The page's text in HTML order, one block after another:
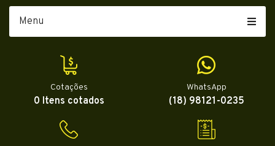
Menu
Cotações
0 Itens cotados
WhatsApp
(18) 98121-0235